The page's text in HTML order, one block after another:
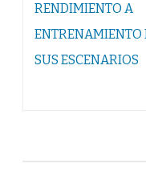
RENDIMIENTO A
ENTRENAMIENTO
SUS ESCENARIOS